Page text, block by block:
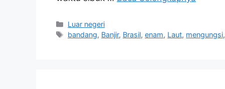
Kategori
Luar negeri
Tag
bandang, Banjir, Brasil,enam, Laut, mengungsi,